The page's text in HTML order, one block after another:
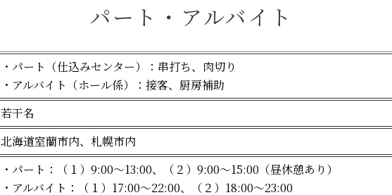
パート・アルバイト
・パート（仕込みセンター）：串打ち、肉切り
・アルバイト（ホール係）：接客、厨房補助
若干名
北海道室蘭市内、札幌市内
・パート：（１）9:00〜13:00、（２） 9:00〜15:00（昼休憩あり）
・アルバイト：（１）17:00〜22:00、（２） 18:00〜23:00